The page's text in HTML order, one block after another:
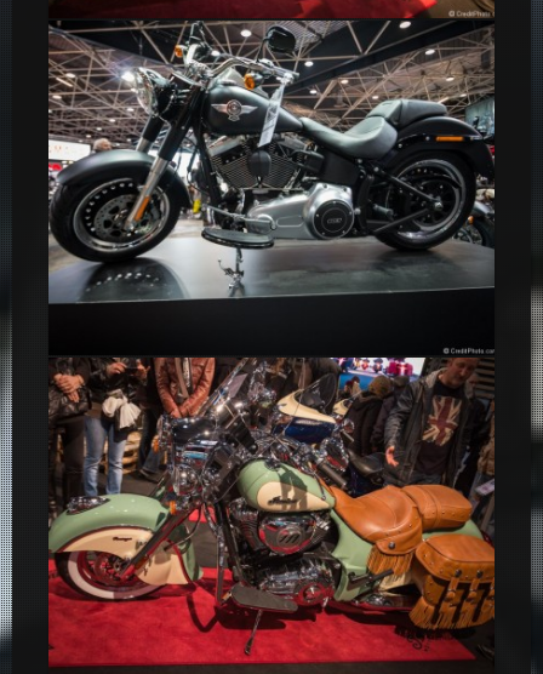
Indian Motorcycle Roadmaster
Harley Davidson Softail Fat Boy Spécial